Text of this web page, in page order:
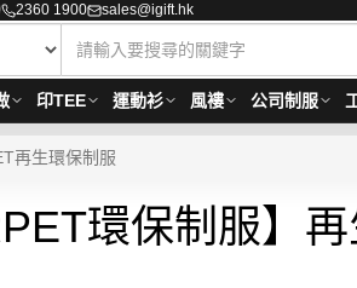
2360 1900 sales@igift.hk
印TEE 運動衫 風褸 公司制服
再生環保制服
環保制服】